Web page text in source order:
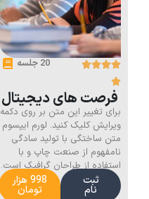
20 جلسه
فرصت های دیجیتال
برای تغییر این متن بر روی دکمه
ویرایش کلیک کنید. لورم ایپسوم
متن ساختگی با تولید سادگی
نامفهوم از صنعت چاپ و با
استفاده از طراحان گرافیک است.
ثبت
نام
998 هزار
تومان